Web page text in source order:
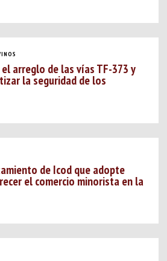
arreglo de las vías TF-373 y
la seguridad de los
de Icod que adopte
el comercio minorista en la